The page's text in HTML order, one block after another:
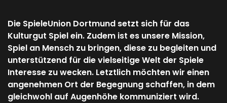
Die SpieleUnion Dortmund setzt sich für das
Kulturgut Spiel ein. Zudem ist es unsere Mission,
Spiel an Mensch zu bringen, diese zu begleiten und
unterstützend für die vielseitige Welt der Spiele
Interesse zu wecken. Letztlich möchten wir einen
angenehmen Ort der Begegnung schaffen, in dem
gleichwohl auf Augenhöhe kommuniziert wird.